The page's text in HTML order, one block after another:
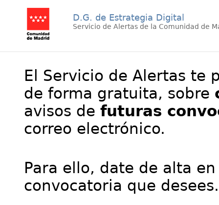
D.G. de Estrategia Digital
Servicio de Alertas de la Comunidad de
El Servicio de Alertas te
de forma gratuita, sobre
avisos de futuras
correo electrónico.
Para ello, date de alta
convocatoria que desees.